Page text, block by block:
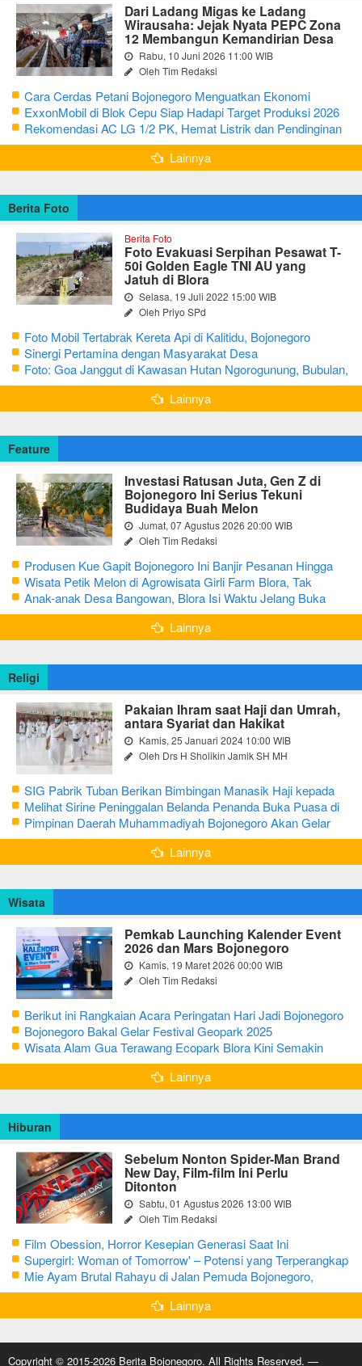
Dari Ladang Migas ke Ladang
Wirausaha: Jejak Nyata PEPC Zona
12 Membangun Kemandirian Desa
Rabu, 10 Juni 2026 11:00 WIB
Oleh Tim Redaksi
Cara Cerdas Petani Bojonegoro Menguatkan Ekonomi
Keluarga
ExxonMobil di Blok Cepu Siap Hadapi Target Produksi 2026
Rekomendasi AC LG 1/2 PK, Hemat Listrik dan Pendinginan
Maksimal
Lainnya
Berita Foto
Berita Foto
Foto Evakuasi Serpihan Pesawat T-
50i Golden Eagle TNI AU yang
Jatuh di Blora
Selasa, 19 Juli 2022 15:00 WIB
Oleh Priyo SPd
Foto Mobil Tertabrak Kereta Api di Kalitidu, Bojonegoro
Sinergi Pertamina dengan Masyarakat Desa
Foto: Goa Janggut di Kawasan Hutan Ngorogunung, Bubulan,
Bojonegoro
Lainnya
Feature
Investasi Ratusan Juta, Gen Z di
Bojonegoro Ini Serius Tekuni
Budidaya Buah Melon
Jumat, 07 Agustus 2026 20:00 WIB
Oleh Tim Redaksi
Produsen Kue Gapit Bojonegoro Ini Banjir Pesanan Hingga
Puluhan Juta di Bulan Ramadan
Wisata Petik Melon di Agrowisata Girli Farm Blora, Tak
Sampai 5 Hari Sudah Ludes Terjual
Anak-anak Desa Bangowan, Blora Isi Waktu Jelang Buka
Puasa dengan Latihan Gamelan
Lainnya
Religi
Pakaian Ihram saat Haji dan Umrah,
antara Syariat dan Hakikat
Kamis, 25 Januari 2024 10:00 WIB
Oleh Drs H Sholikin Jamik SH MH
SIG Pabrik Tuban Berikan Bimbingan Manasik Haji kepada
CJH Kabupaten Tuban
Melihat Sirine Peninggalan Belanda Penanda Buka Puasa di
Pendopo Bupati Blora
Pimpinan Daerah Muhammadiyah Bojonegoro Akan Gelar
Salat Iduladha 9 Juli 2022
Lainnya
Wisata
Pemkab Launching Kalender Event
2026 dan Mars Bojonegoro
Kamis, 19 Maret 2026 00:00 WIB
Oleh Tim Redaksi
Berikut ini Rangkaian Acara Peringatan Hari Jadi Bojonegoro
Ke-348 Tahun 2025
Bojonegoro Bakal Gelar Festival Geopark 2025
Wisata Alam Gua Terawang Ecopark Blora Kini Semakin
Menarik
Lainnya
Hiburan
Sebelum Nonton Spider-Man Brand
New Day, Film-film Ini Perlu
Ditonton
Sabtu, 01 Agustus 2026 13:00 WIB
Oleh Tim Redaksi
Film Obession, Horror Kesepian Generasi Saat Ini
Supergirl: Woman of Tomorrow' – Potensi yang Terperangkap
dalam Narasi Generik
Mie Ayam Brutal Rahayu di Jalan Pemuda Bojonegoro,
Kuliner dengan Banyak Pilihan Menu
Lainnya
Copyright © 2015-2026 Berita Bojonegoro. All Rights Reserved. —